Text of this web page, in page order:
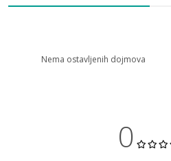
Nema ostavljenih dojmova
0